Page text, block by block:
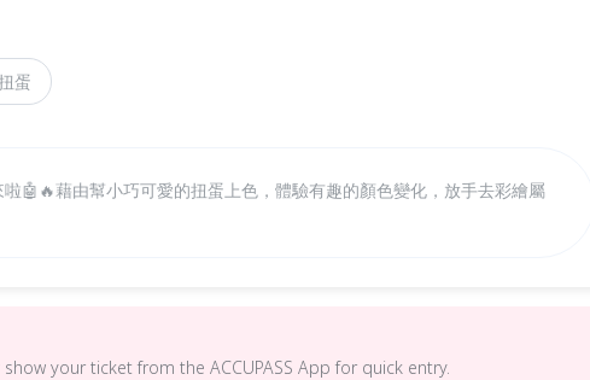
蛋
🤖🔥藉由幫小巧可愛的扭蛋上色，體驗有趣的顏色變化，放手去彩繪屬
your ticket from the ACCUPASS App for quick entry.